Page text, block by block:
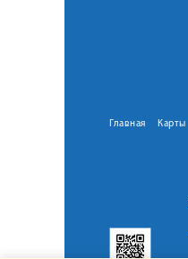
Главная Карты